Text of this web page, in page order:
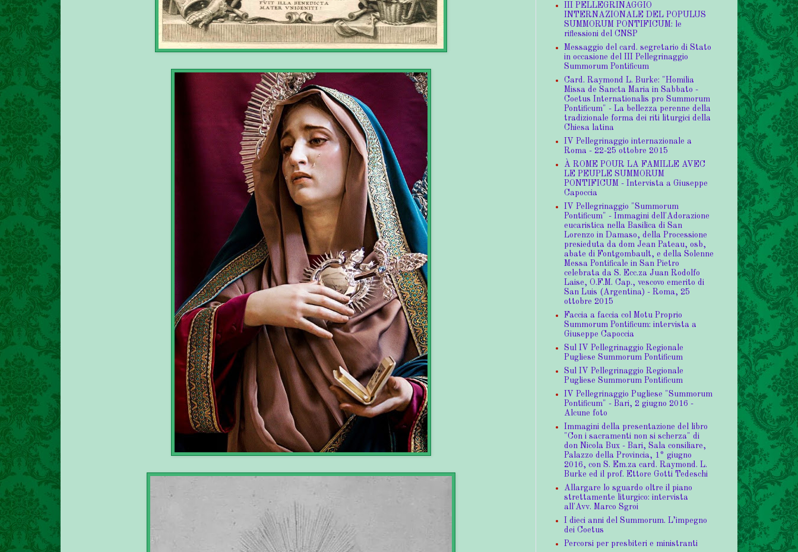
III PELLEGRINAGGIO
INTERNAZIONALE DEL POPULUS
SUMMORUM PONTIFICUM: le
riflessioni del CNSP
Messaggio del card. segretario di Stato
in occasione del III Pellegrinaggio
Summorum Pontificum
Card. Raymond L. Burke: "Homilia
Missa de Sancta Maria in Sabbato -
Coetus Internationalis pro Summorum
Pontificum" - La bellezza perenne della
tradizionale forma dei riti liturgici della
Chiesa latina
IV Pellegrinaggio internazionale a
Roma - 22-25 ottobre 2015
À ROME POUR LA FAMILLE AVEC
LE PEUPLE SUMMORUM
PONTIFICUM - Intervista a Giuseppe
Capoccia
IV Pellegrinaggio "Summorum
Pontificum" - Immagini dell'Adorazione
eucaristica nella Basilica di San
Lorenzo in Damaso, della Processione
presieduta da dom Jean Pateau, osb,
abate di Fontgombault, e della Solenne
Messa Pontificale in San Pietro
celebrata da S. Ecc.za Juan Rodolfo
Laise, O.F.M. Cap., vescovo emerito di
San Luis (Argentina) - Roma, 25
ottobre 2015
Faccia a faccia col Motu Proprio
Summorum Pontificum: intervista a
Giuseppe Capoccia
Sul IV Pellegrinaggio Regionale
Pugliese Summorum Pontificum
Sul IV Pellegrinaggio Regionale
Pugliese Summorum Pontificum
IV Pellegrinaggio Pugliese "Summorum
Pontificum" - Bari, 2 giugno 2016 -
Alcune foto
Immagini della presentazione del libro
"Con i sacramenti non si scherza" di
don Nicola Bux - Bari, Sala consiliare,
Palazzo della Provincia, 1° giugno
2016, con S. Em.za card. Raymond. L.
Burke ed il prof. Ettore Gotti Tedeschi
Allargare lo sguardo oltre il piano
strettamente liturgico: intervista
all'Avv. Marco Sgroi
I dieci anni del Summorum. L’impegno
dei Coetus
Percorsi per presbiteri e ministranti